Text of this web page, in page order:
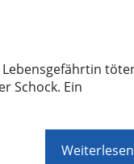
Schock. Ein
Weiterlesen